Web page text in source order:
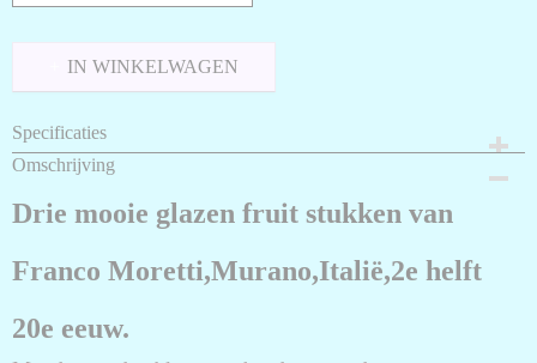
IN WINKELWAGEN
Specificaties
Netto gewicht
Bruto gewicht
Afmetingen (l,b,h)
Omschrijving
Drie mooie glazen fruit stukken van
Franco Moretti,Murano,Italië,2e helft
20e eeuw.